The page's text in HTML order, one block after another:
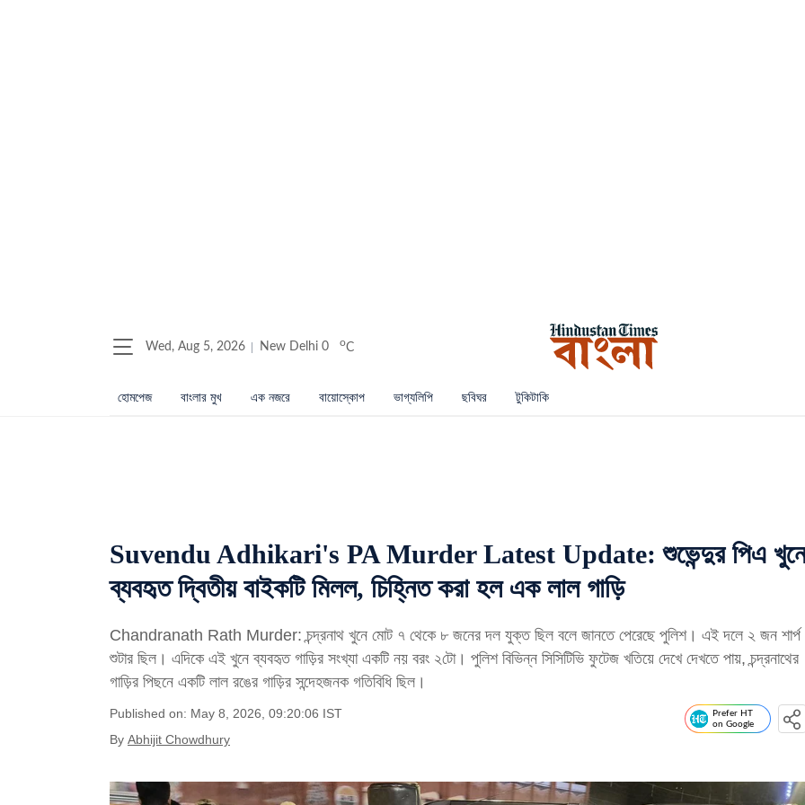
Wed, Aug 5, 2026 New Delhi 0 oC
হোমপেজ বাংলার মুখ এক নজরে বায়োস্কোপ ভাগ্যলিপি ছবিঘর টুকিটাকি
Suvendu Adhikari's PA Murder Latest Update: শুভেন্দুর পিএ খুনে
ব্যবহৃত দ্বিতীয় বাইকটি মিলল, চিহ্নিত করা হল এক লাল গাড়ি
Chandranath Rath Murder: চন্দ্রনাথ খুনে মোট ৭ থেকে ৮ জনের দল যুক্ত ছিল বলে জানতে পেরেছে পুলিশ। এই দলে ২ জন শার্প
শুটার ছিল। এদিকে এই খুনে ব্যবহৃত গাড়ির সংখ্যা একটি নয় বরং ২টো। পুলিশ বিভিন্ন সিসিটিভি ফুটেজ খতিয়ে দেখে দেখতে পায়, চন্দ্রনাথের
গাড়ির পিছনে একটি লাল রঙের গাড়ির সন্দেহজনক গতিবিধি ছিল।
Published on: May 8, 2026, 09:20:06 IST
By Abhijit Chowdhury
Prefer HT
on Google